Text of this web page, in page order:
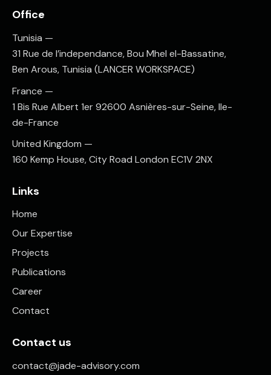
Office
Tunisia —
31 Rue de l’independance, Bou Mhel el-Bassatine,
Ben Arous, Tunisia (LANCER WORKSPACE)
France —
1 Bis Rue Albert 1er 92600 Asnières-sur-Seine, Ile-
de-France
United Kingdom —
160 Kemp House, City Road London EC1V 2NX
Links
Home
Our Expertise
Projects
Publications
Career
Contact
Contact us
contact@jade-advisory.com